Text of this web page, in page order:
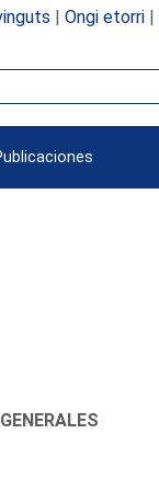
| Ongi etorri|